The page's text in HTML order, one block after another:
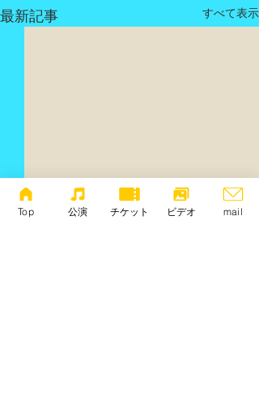
最新記事 すべて表示
Top 公演 チケット ビデオ mail